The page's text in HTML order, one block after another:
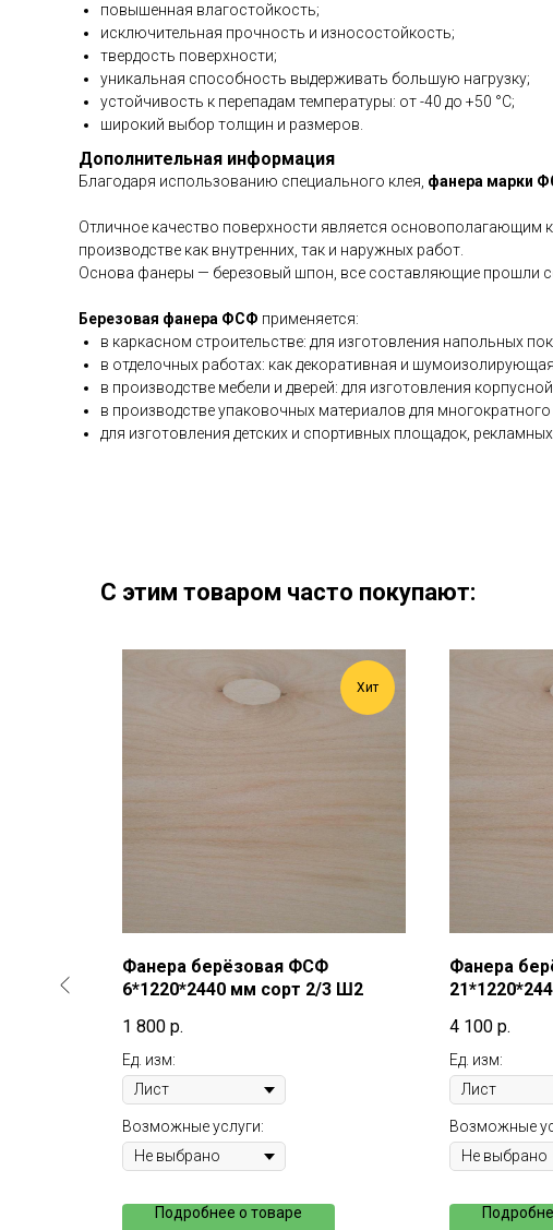
повышенная влагостойкость;
исключительная прочность и износостойкость;
твердость поверхности;
уникальная способность выдерживать большую нагрузку;
устойчивость к перепадам температуры: от -40 до +50 °С;
широкий выбор толщин и размеров.
Дополнительная информация
Благодаря использованию специального клея, фанера марки
Отличное качество поверхности является основополагающим
производстве как внутренних, так и наружных работ.
Основа фанеры — березовый шпон, все составляющие прошли
Березовая фанера ФСФ применяется:
в каркасном строительстве: для изготовления напольных
в отделочных работах: как декоративная и
в производстве мебели и дверей: для изготовления
в производстве упаковочных материалов для
для изготовления детских и спортивных площадок, рекламных
С этим товаром часто покупают:
Хит
Фанера берёзовая ФСФ
6*1220*2440 мм сорт 2/3 Ш2
1 800 р.
Ед. изм:
Возможные услуги:
Подробнее о товаре
Фанера
4 100 р.
Ед. изм:
Возможные